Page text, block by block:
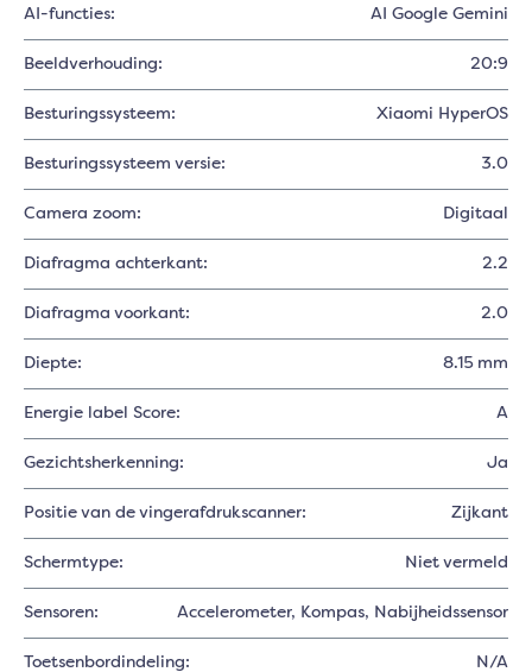
AI-functies: AI Google Gemini
Beeldverhouding: 20:9
Besturingssysteem: Xiaomi HyperOS
Besturingssysteem versie: 3.0
Camera zoom: Digitaal
Diafragma achterkant: 2.2
Diafragma voorkant: 2.0
Diepte: 8.15 mm
Energie label Score: A
Gezichtsherkenning: Ja
Positie van de vingerafdrukscanner: Zijkant
Schermtype: Niet vermeld
Sensoren: Accelerometer, Kompas, Nabijheidssensor
Toetsenbordindeling: N/A